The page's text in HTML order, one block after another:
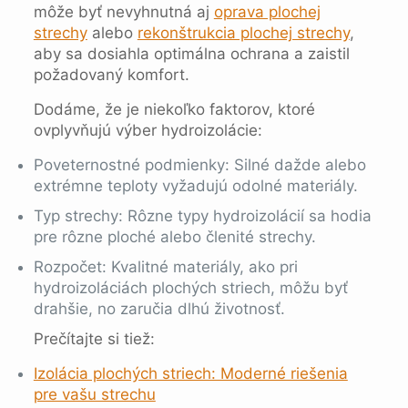
môže byť nevyhnutná aj oprava plochej
strechyalebo rekonštrukcia plochej strechy,
aby sa dosiahla optimálna ochrana a zaistil
požadovaný komfort.
Dodáme, že je niekoľko faktorov, ktoré
ovplyvňujú výber hydroizolácie:
Poveternostné podmienky: Silné dažde alebo
extrémne teploty vyžadujú odolné materiály.
Typ strechy: Rôzne typy hydroizolácií sa hodia
pre rôzne ploché alebo členité strechy.
Rozpočet: Kvalitné materiály, ako pri
hydroizoláciách plochých striech, môžu byť
drahšie, no zaručia dlhú životnosť.
Prečítajte si tiež:
Izolácia plochých striech: Moderné riešenia
pre vašu strechu